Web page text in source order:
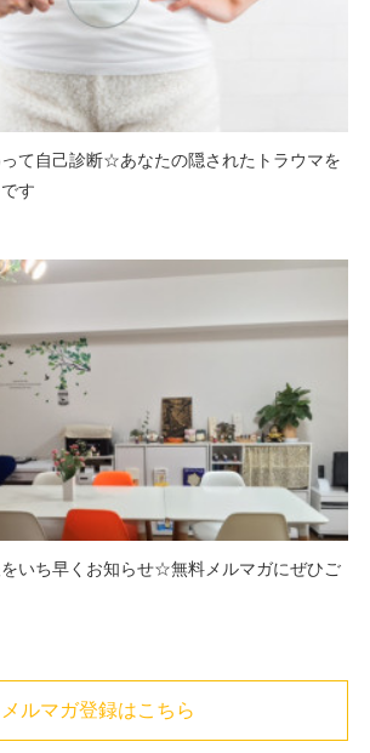
て自己診断☆あなたの隠されたトラウマを
す
いち早くお知らせ☆無料メルマガにぜひご
メルマガ登録はこちら